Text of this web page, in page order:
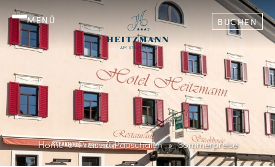
MENÜ BUCHEN
Home Preise & Pauschalen Sommerpreise